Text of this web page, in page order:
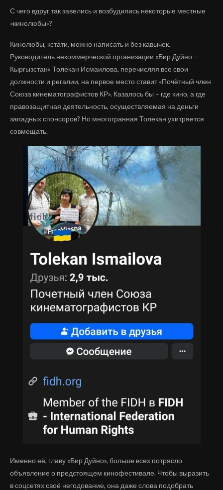
С чего вдруг так завелись и возбудились некоторые местные
«кинолюбы»?
Кинолюбы, кстати, можно написать и без кавычек.
Руководитель некоммерческой организации «Бир Дуйно –
Кыргызстан» Толекан Исмаилова, перечисляя все свои
должности и регалии, на первое место ставит «Почётный член
Союза кинематографистов КР». Казалось бы – где кино, а где
правозащитная деятельность, осуществляемая на деньги
западных спонсоров? Но многогранная Толекан ухитряется
совмещать.
Именно её, главу «Бир Дуйно», больше всех потрясло
объявление о предстоящем кинофестивале. Чтобы выразить
в соцсетях своё негодование, она даже слова подобрать